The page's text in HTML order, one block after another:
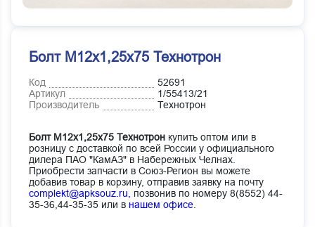
Болт М12х1,25x75 Технотрон
Код
52691
Артикул
1/55413/21
Производитель
Технотрон
Болт М12х1,25x75 Технотрон купить оптом или в
розницу с доставкой по всей России у официального
дилера ПАО "КамАЗ" в Набережных Челнах.
Приобрести запчасти в Союз-Регион вы можете
добавив товар в корзину, отправив заявку на почту
complekt@apksouz.ru,
позвонив по номеру 8(8552) 44-
35-36,44-35-35 или в нашем офисе